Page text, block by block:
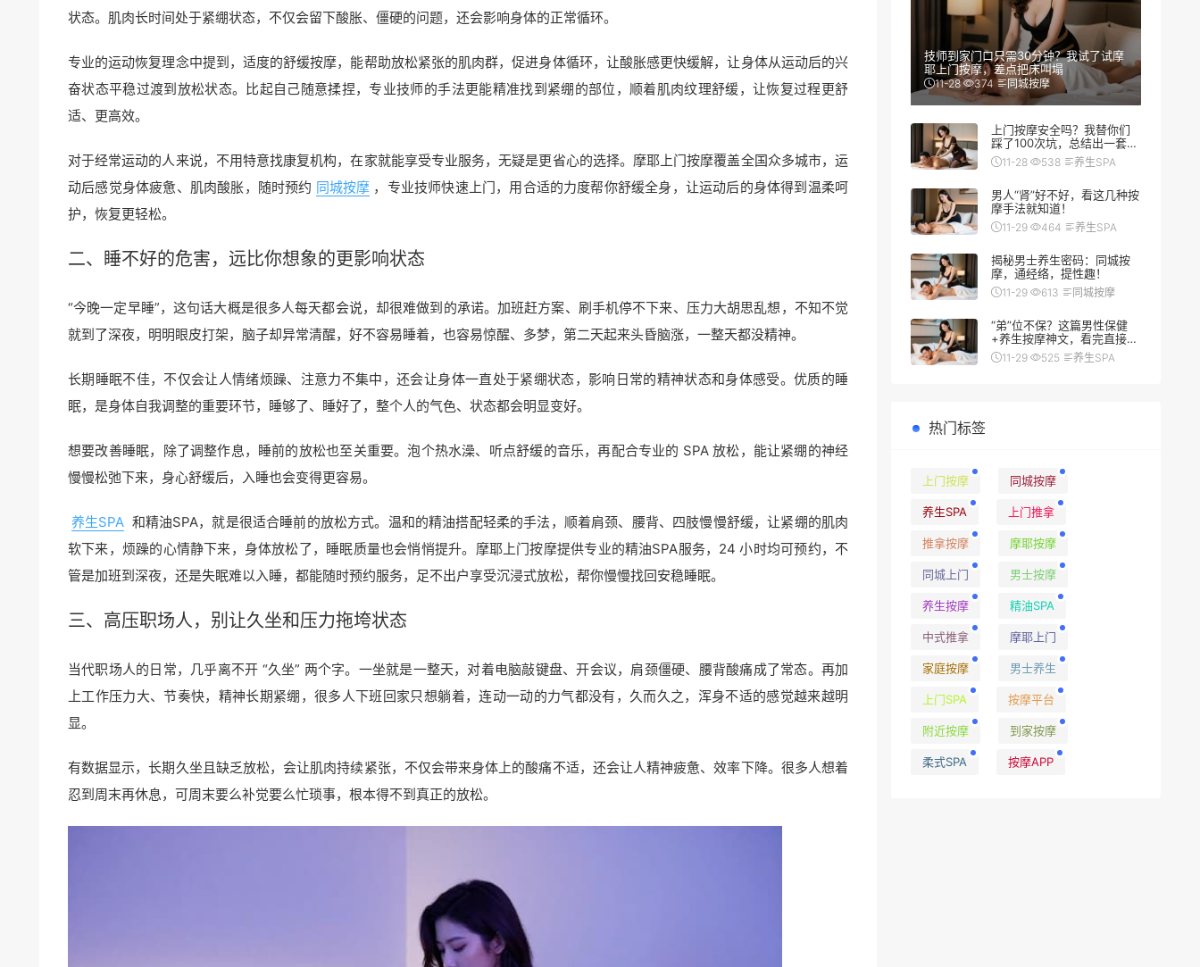
状态。肌肉长时间处于紧绷状态，不仅会留下酸胀、僵硬的问题，还会影响身体的正常循环。
专业的运动恢复理念中提到，适度的舒缓按摩，能帮助放松紧张的肌肉群，促进身体循环，让酸胀感更快缓解，让身体从运动后的兴
奋状态平稳过渡到放松状态。比起自己随意揉捏，专业技师的手法更能精准找到紧绷的部位，顺着肌肉纹理舒缓，让恢复过程更舒
适、更高效。
对于经常运动的人来说，不用特意找康复机构，在家就能享受专业服务，无疑是更省心的选择。摩耶上门按摩覆盖全国众多城市，运
动后感觉身体疲惫、肌肉酸胀，随时预约 同城按摩 ，专业技师快速上门，用合适的力度帮你舒缓全身，让运动后的身体得到温柔呵
护，恢复更轻松。
二、睡不好的危害，远比你想象的更影响状态
“今晚一定早睡”，这句话大概是很多人每天都会说，却很难做到的承诺。加班赶方案、刷手机停不下来、压力大胡思乱想，不知不觉
就到了深夜，明明眼皮打架，脑子却异常清醒，好不容易睡着，也容易惊醒、多梦，第二天起来头昏脑涨，一整天都没精神。
长期睡眠不佳，不仅会让人情绪烦躁、注意力不集中，还会让身体一直处于紧绷状态，影响日常的精神状态和身体感受。优质的睡
眠，是身体自我调整的重要环节，睡够了、睡好了，整个人的气色、状态都会明显变好。
想要改善睡眠，除了调整作息，睡前的放松也至关重要。泡个热水澡、听点舒缓的音乐，再配合专业的 SPA 放松，能让紧绷的神经
慢慢松弛下来，身心舒缓后，入睡也会变得更容易。
养生SPA 和精油SPA，就是很适合睡前的放松方式。温和的精油搭配轻柔的手法，顺着肩颈、腰背、四肢慢慢舒缓，让紧绷的肌肉
软下来，烦躁的心情静下来，身体放松了，睡眠质量也会悄悄提升。摩耶上门按摩提供专业的精油SPA服务，24 小时均可预约，不
管是加班到深夜，还是失眠难以入睡，都能随时预约服务，足不出户享受沉浸式放松，帮你慢慢找回安稳睡眠。
三、高压职场人，别让久坐和压力拖垮状态
当代职场人的日常，几乎离不开 “久坐” 两个字。一坐就是一整天，对着电脑敲键盘、开会议，肩颈僵硬、腰背酸痛成了常态。再加
上工作压力大、节奏快，精神长期紧绷，很多人下班回家只想躺着，连动一动的力气都没有，久而久之，浑身不适的感觉越来越明
显。
有数据显示，长期久坐且缺乏放松，会让肌肉持续紧张，不仅会带来身体上的酸痛不适，还会让人精神疲惫、效率下降。很多人想着
忍到周末再休息，可周末要么补觉要么忙琐事，根本得不到真正的放松。
技师到家门口只需30分钟？我试了试摩
耶上门按摩，差点把床叫塌
11-28 374 同城按摩
上门按摩安全吗？我替你们
踩了100次坑，总结出一套防
翻车秘籍
11-28 538 养生SPA
男人“肾”好不好，看这几种按
摩手法就知道！
11-29 464 养生SPA
揭秘男士养生密码：同城按
摩，通经络，提性趣！
11-29 613 同城按摩
“弟”位不保？这篇男性保健
+养生按摩神文，看完直接硬
（朗）了
11-29 525 养生SPA
热门标签
上门按摩 同城按摩
养生SPA 上门推拿
推拿按摩 摩耶按摩
同城上门 男士按摩
养生按摩 精油SPA
中式推拿 摩耶上门
家庭按摩 男士养生
上门SPA 按摩平台
附近按摩 到家按摩
柔式SPA 按摩APP